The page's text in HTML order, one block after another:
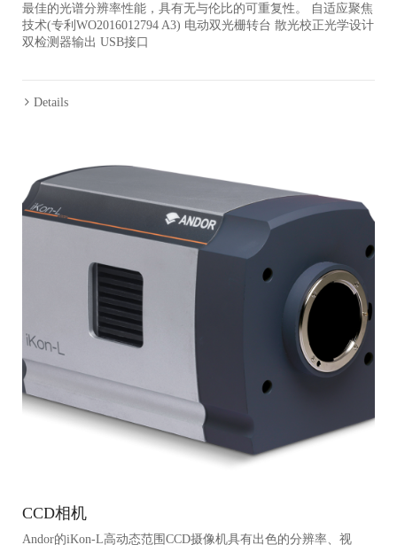
最佳的光谱分辨率性能，具有无与伦比的可重复性。 自适应聚焦
技术(专利WO2016012794 A3) 电动双光栅转台 散光校正光学设计
双检测器输出 USB接口
Details
CCD相机
Andor的iKon-L高动态范围CCD摄像机具有出色的分辨率、视